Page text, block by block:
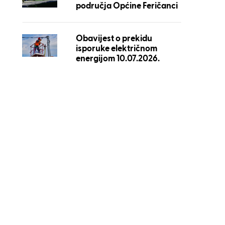
područja Općine Feričanci
Obavijest o prekidu
isporuke električnom
energijom 10.07.2026.